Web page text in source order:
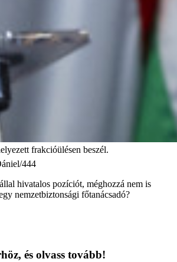
frakcióülésen beszél.
444
hivatalos pozíciót, méghozzá nem is
nemzetbiztonsági főtanácsadó?
és olvass tovább!